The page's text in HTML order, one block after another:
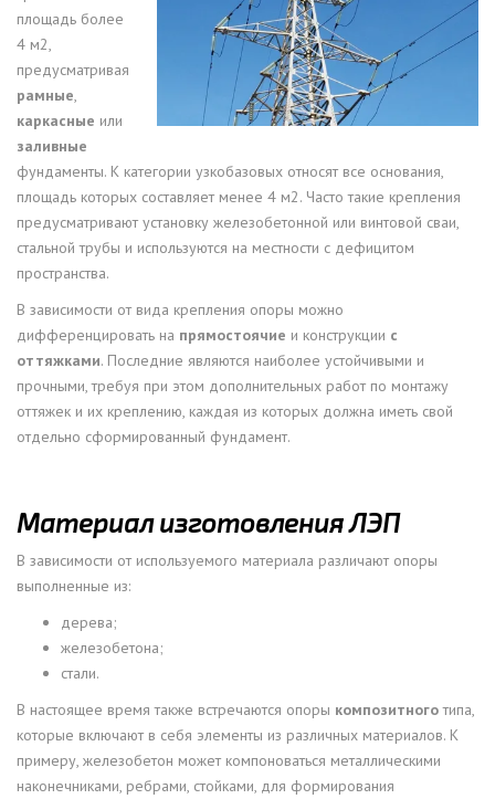
площадь более
4 м2,
предусматривая
рамные,
каркасные или
заливные
фундаменты. К категории узкобазовых относят все основания,
площадь которых составляет менее 4 м2. Часто такие крепления
предусматривают установку железобетонной или винтовой сваи,
стальной трубы и используются на местности с дефицитом
пространства.
В зависимости от вида крепления опоры можно
дифференцировать на прямостоячие и конструкции с
оттяжками. Последние являются наиболее устойчивыми и
прочными, требуя при этом дополнительных работ по монтажу
оттяжек и их креплению, каждая из которых должна иметь свой
отдельно сформированный фундамент.
Материал изготовления ЛЭП
В зависимости от используемого материала различают опоры
выполненные из:
дерева;
железобетона;
стали.
В настоящее время также встречаются опоры композитноготипа,
которые включают в себя элементы из различных материалов. К
примеру, железобетон может компоноваться металлическими
наконечниками, ребрами, стойками, для формирования